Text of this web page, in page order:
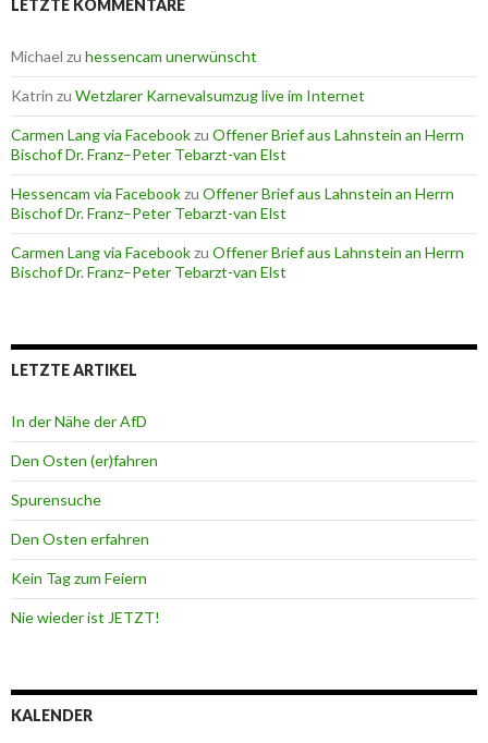
LETZTE KOMMENTARE
Michael zu hessencam unerwünscht
Katrin zu Wetzlarer Karnevalsumzug live im Internet
Carmen Lang via Facebookzu Offener Brief aus Lahnstein an Herrn
Bischof Dr. Franz–Peter Tebarzt-van Elst
Hessencam via Facebookzu Offener Brief aus Lahnstein an Herrn
Bischof Dr. Franz–Peter Tebarzt-van Elst
Carmen Lang via Facebookzu Offener Brief aus Lahnstein an Herrn
Bischof Dr. Franz–Peter Tebarzt-van Elst
LETZTE ARTIKEL
In der Nähe der AfD
Den Osten (er)fahren
Spurensuche
Den Osten erfahren
Kein Tag zum Feiern
Nie wieder ist JETZT!
KALENDER